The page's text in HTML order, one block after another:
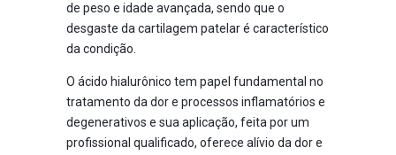
de peso e idade avançada, sendo que o
desgaste da cartilagem patelar é característico
da condição.
O ácido hialurônico tem papel fundamental no
tratamento da dor e processos inflamatórios e
degenerativos e sua aplicação, feita por um
profissional qualificado, oferece alívio da dor e